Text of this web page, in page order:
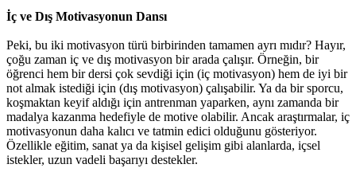
İç ve Dış Motivasyonun Dansı
Peki, bu iki motivasyon türü birbirinden tamamen ayrı mıdır? Hayır,
çoğu zaman iç ve dış motivasyon bir arada çalışır. Örneğin, bir
öğrenci hem bir dersi çok sevdiği için (iç motivasyon) hem de iyi bir
not almak istediği için (dış motivasyon) çalışabilir. Ya da bir sporcu,
koşmaktan keyif aldığı için antrenman yaparken, aynı zamanda bir
madalya kazanma hedefiyle de motive olabilir. Ancak araştırmalar, iç
motivasyonun daha kalıcı ve tatmin edici olduğunu gösteriyor.
Özellikle eğitim, sanat ya da kişisel gelişim gibi alanlarda, içsel
istekler, uzun vadeli başarıyı destekler.